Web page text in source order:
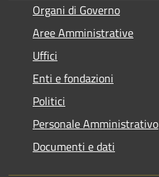
Organi di Governo
Aree Amministrative
Uffici
Enti e fondazioni
Politici
Personale Amministrativo
Documenti e dati